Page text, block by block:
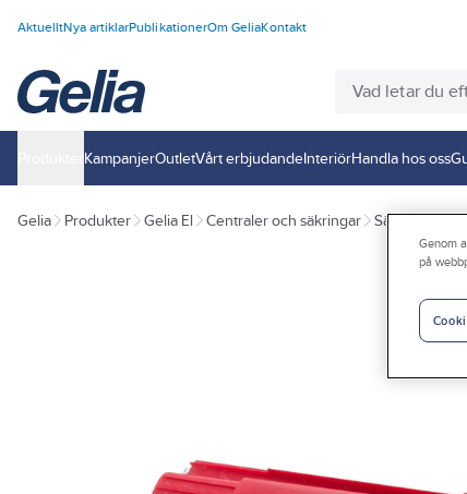
AktuelltNya artiklarPublikationerOm GeliaKontakt
KampanjerOutletVårt erbjudandeInteriörHandla hos oss
Gelia Produkter Gelia El Centraler och säkringar
Genom
på